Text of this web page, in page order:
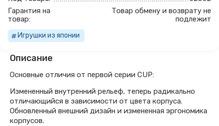
Гарантия на
товар:
Товар обмену и возврату не
подлежит
Игрушки из японии
Описание
Основные отличия от первой серии CUP:
Измененный внутренний рельеф, теперь радикально
отличающийся в зависимости от цвета корпуса.
Обновленный внешний дизайн и измененная эргономика
корпусов.